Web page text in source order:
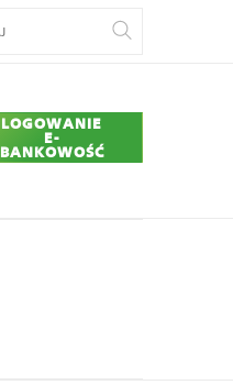
LOGOWANIE
E-
BANKOWOŚĆ